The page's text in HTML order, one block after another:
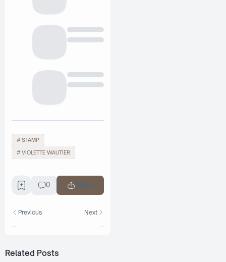
STAMP
VIOLETTE WAUTIER
0 Share
Previous Next
Related Posts